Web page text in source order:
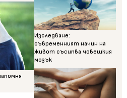
Изследване:
съвременният начин на
живот съсипва човешкия
мозък